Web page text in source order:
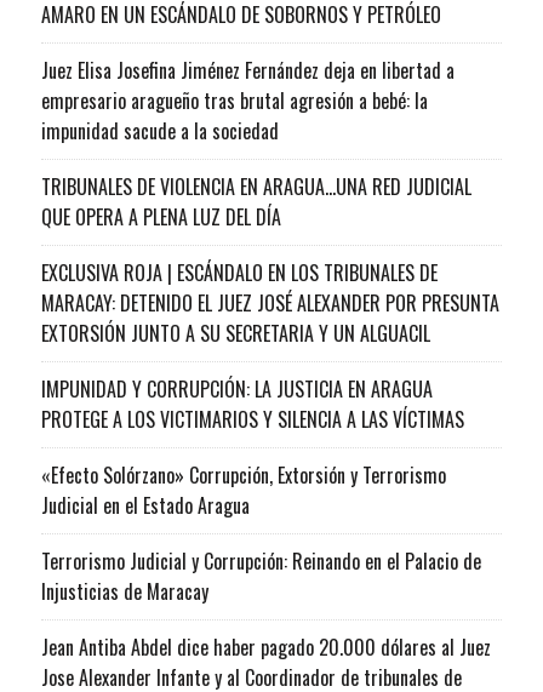
AMARO EN UN ESCÁNDALO DE SOBORNOS Y PETRÓLEO
Juez Elisa Josefina Jiménez Fernández deja en libertad a
empresario aragueño tras brutal agresión a bebé: la
impunidad sacude a la sociedad
TRIBUNALES DE VIOLENCIA EN ARAGUA…UNA RED JUDICIAL
QUE OPERA A PLENA LUZ DEL DÍA
EXCLUSIVA ROJA | ESCÁNDALO EN LOS TRIBUNALES DE
MARACAY: DETENIDO EL JUEZ JOSÉ ALEXANDER POR PRESUNTA
EXTORSIÓN JUNTO A SU SECRETARIA Y UN ALGUACIL
IMPUNIDAD Y CORRUPCIÓN: LA JUSTICIA EN ARAGUA
PROTEGE A LOS VICTIMARIOS Y SILENCIA A LAS VÍCTIMAS
«Efecto Solórzano» Corrupción, Extorsión y Terrorismo
Judicial en el Estado Aragua
Terrorismo Judicial y Corrupción: Reinando en el Palacio de
Injusticias de Maracay
Jean Antiba Abdel dice haber pagado 20.000 dólares al Juez
Jose Alexander Infante y al Coordinador de tribunales de